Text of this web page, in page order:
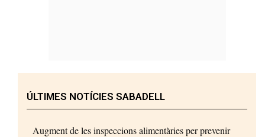
ÚLTIMES NOTÍCIES SABADELL
Augment de les inspeccions alimentàries per prevenir